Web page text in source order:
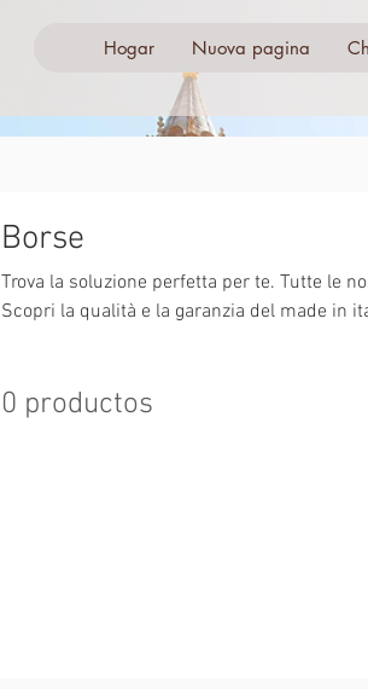
Hogar Nuova pagina
Borse
Trova la soluzione perfetta per te. Tutte le nostre borse sono fatte a mano da artigiani locali.
Scopri la qualità e la garanzia del made in
0 productos